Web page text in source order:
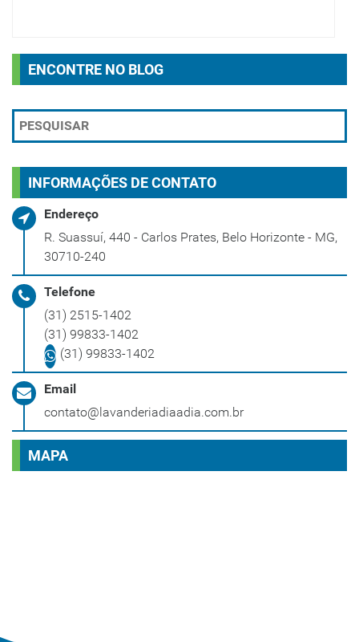
ENCONTRE NO BLOG
INFORMAÇÕES DE CONTATO
Endereço
R. Suassuí, 440 - Carlos Prates, Belo Horizonte - MG,
30710-240
Telefone
(31) 2515-1402
(31) 99833-1402
(31) 99833-1402
Email
contato@lavanderiadiaadia.com.br
MAPA